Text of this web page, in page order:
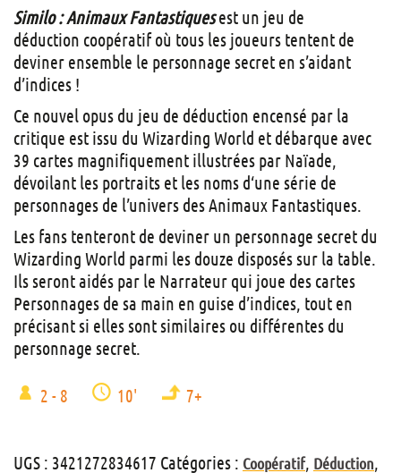
Similo : Animaux Fantastiques est un jeu de
déduction coopératif où tous les joueurs tentent de
deviner ensemble le personnage secret en s’aidant
d’indices !
Ce nouvel opus du jeu de déduction encensé par la
critique est issu du Wizarding World et débarque avec
39 cartes magnifiquement illustrées par Naïade,
dévoilant les portraits et les noms d‘une série de
personnages de l’univers des Animaux Fantastiques.
Les fans tenteront de deviner un personnage secret du
Wizarding World parmi les douze disposés sur la table.
Ils seront aidés par le Narrateur qui joue des cartes
Personnages de sa main en guise d’indices, tout en
précisant si elles sont similaires ou différentes du
personnage secret.
2 - 8 10' 7+
UGS : 3421272834617 Catégories : Coopératif, Déduction,